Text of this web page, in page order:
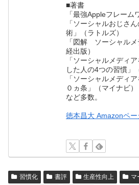
■著書
「最強Appleフレーム
「ソーシャルおじさ
術」（ラトルズ）
「図解 ソーシャル
経出版）
「ソーシャルメディ
した人の4つの習慣」
「ソーシャルメディ
０ヵ条」（マイナビ）
など多数。
徳本昌大 Amazonペー
習慣化 書評 生産性向上
マ